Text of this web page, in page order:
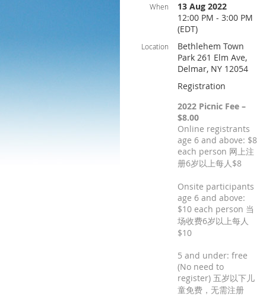
When
13 Aug 2022
12:00 PM - 3:00 PM
(EDT)
Location
Bethlehem Town
Park 261 Elm Ave,
Delmar, NY 12054
Registration
2022 Picnic Fee –
$8.00
Online registrants
age 6 and above: $8
each person 网上注
册6岁以上每人$8
Onsite participants
age 6 and above:
$10 each person 当
场收费6岁以上每人
$10
5 and under: free
(No need to
register) 五岁以下儿
童免费，无需注册